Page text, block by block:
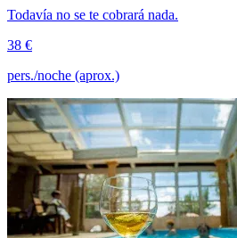
Todavía no se te cobrará nada.
38 €
pers./noche (aprox.)